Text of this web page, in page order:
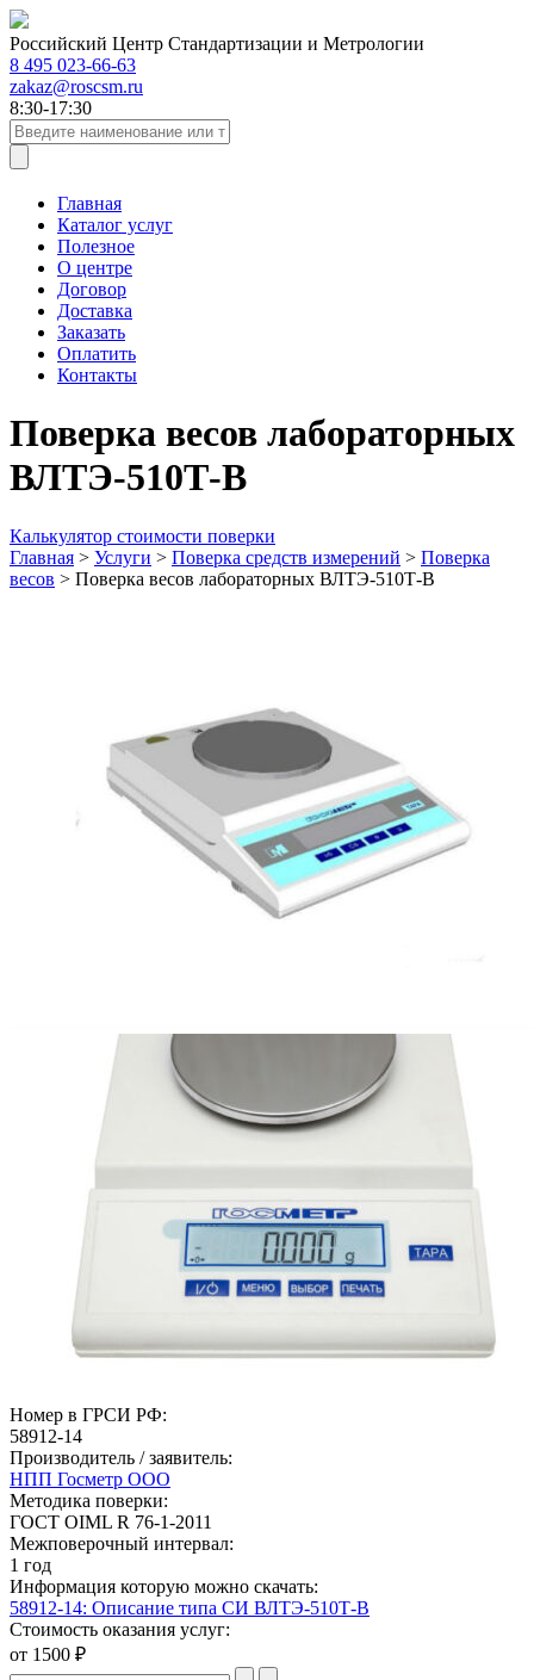
Российский Центр Стандартизации и Метрологии
8 495 023-66-63
zakaz@roscsm.ru
8:30-17:30
Главная
Каталог услуг
Полезное
О центре
Договор
Доставка
Заказать
Оплатить
Контакты
Поверка весов лабораторных
ВЛТЭ-510Т-В
Калькулятор стоимости поверки
Главная > Услуги > Поверка средств измерений > Поверка
весов > Поверка весов лабораторных ВЛТЭ-510Т-В
Номер в ГРСИ РФ:
58912-14
Производитель / заявитель:
НПП Госметр ООО
Методика поверки:
ГОСТ OIML R 76-1-2011
Межповерочный интервал:
1 год
Информация которую можно скачать:
58912-14: Описание типа СИ ВЛТЭ-510Т-В
Стоимость оказания услуг:
от 1500 ₽